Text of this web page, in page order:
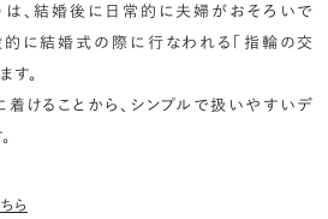
は、結婚後に日常的に夫婦がおそろいで
に結婚式の際に行なわれる「指輪の交
す。
けることから、シンプルで扱いやすいデ
ら